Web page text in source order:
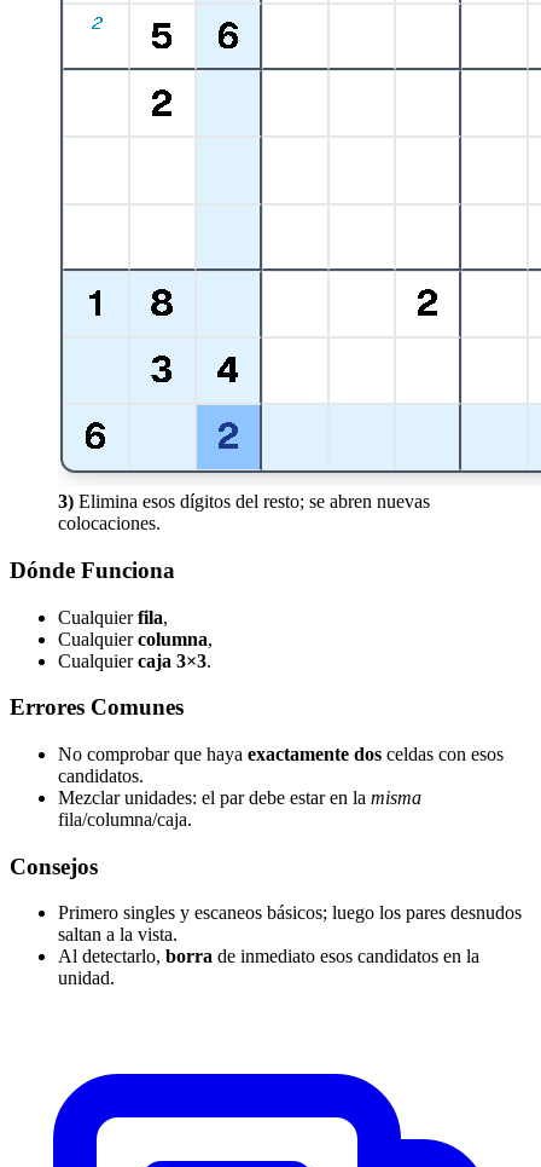
3) Elimina esos dígitos del resto; se abren nuevas
colocaciones.
Dónde Funciona
Cualquierfila,
Cualquiercolumna,
Cualquiercaja 3×3.
Errores Comunes
No comprobar que haya exactamente dos celdas con esos
candidatos.
Mezclar unidades: el par debe estar en la misma
fila/columna/caja.
Consejos
Primero singles y escaneos básicos; luego los pares desnudos
saltan a la vista.
Al detectarlo, borra de inmediato esos candidatos en la
unidad.